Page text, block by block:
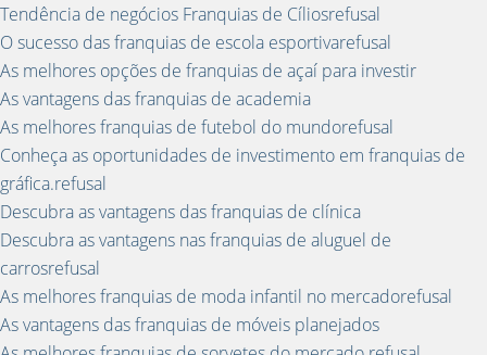
Tendência de negócios Franquias de Cíliosrefusal
O sucesso das franquias de escola esportivarefusal
As melhores opções de franquias de açaí para investir
As vantagens das franquias de academia
As melhores franquias de futebol do mundorefusal
Conheça as oportunidades de investimento em franquias de
gráfica.refusal
Descubra as vantagens das franquias de clínica
Descubra as vantagens nas franquias de aluguel de
carrosrefusal
As melhores franquias de moda infantil no mercadorefusal
As vantagens das franquias de móveis planejados